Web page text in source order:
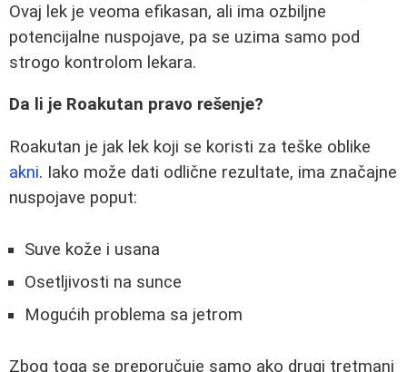
Ovaj lek je veoma efikasan, ali ima ozbiljne
potencijalne nuspojave, pa se uzima samo pod
strogo kontrolom lekara.
Da li je Roakutan pravo rešenje?
Roakutan je jak lek koji se koristi za teške oblike
akni. Iako može dati odlične rezultate, ima značajne
nuspojave poput:
Suve kože i usana
Osetljivosti na sunce
Mogućih problema sa jetrom
Zbog toga se preporučuje samo ako drugi tretmani